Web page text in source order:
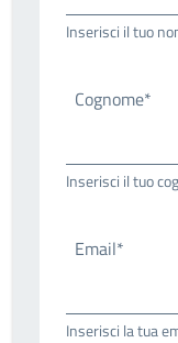
Inserisci il tuo
Cognome*
Inserisci il tuo
Email*
Inserisci la tua